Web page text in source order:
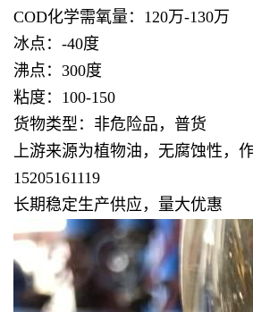
COD化学需氧量：120万-130万
冰点：-40度
沸点：300度
粘度：100-150
货物类型：非危险品，普货
上游来源为植物油，无腐蚀性，
15205161119
长期稳定生产供应，量大优惠